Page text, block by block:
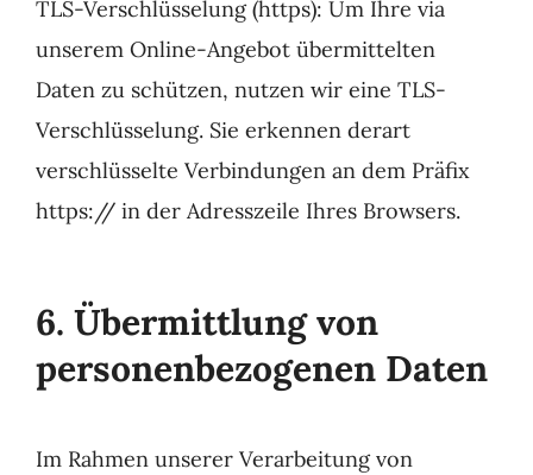
TLS-Verschlüsselung (https): Um Ihre via
unserem Online-Angebot übermittelten
Daten zu schützen, nutzen wir eine TLS-
Verschlüsselung. Sie erkennen derart
verschlüsselte Verbindungen an dem Präfix
https:// in der Adresszeile Ihres Browsers.
6. Übermittlung von
personenbezogenen Daten
Im Rahmen unserer Verarbeitung von